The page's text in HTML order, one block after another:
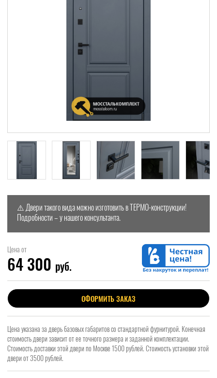
⚠️ Двери такого вида можно изготовить в ТЕРМО-конструкции!
Подробности – у нашего консультанта.
Цена от
64 300 руб.
ОФОРМИТЬ ЗАКАЗ
Цена указана за дверь базовых габаритов со стандартной фурнитурой. Конечная
стоимость двери зависит от ее точного размера и заданной комплектации.
Стоимость доставки этой двери по Москве 1500 рублей. Стоимость установки этой
двери от 3500 рублей.